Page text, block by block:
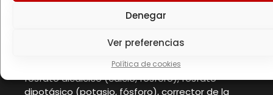
Denegar
Ver preferencias
Política de cookies
fructosa (derivado del maíz), maltodextrina
(polímeros de glucosa), dextrosa, isomaltulosa
(Palatinose®) 5 %, maltodextrina resistente a la
digestión (Fibersol®-2) 4 %, citrato trisódico
(sodio), citrato de magnesio (magnesio),
fosfato dicálcico (calcio, fósforo), fosfato
dipotásico (potasio, fósforo), corrector de la